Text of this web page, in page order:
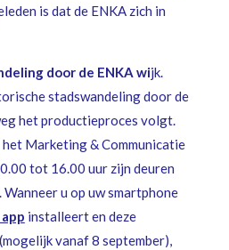
is dat de ENKA zich in
door de ENKA wijk.
stadswandeling door de
het productieproces volgt.
Marketing & Communicatie
tot 16.00 uur zijn deuren
u op uw smartphone
installeert en deze
vanaf 8 september),